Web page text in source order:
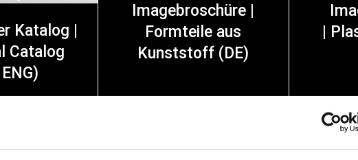
Katalog |
Catalog
)
Imagebroschüre |
Formteile aus
Kunststoff (DE)
|